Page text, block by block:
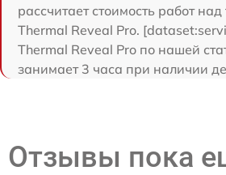
рассчитает стоимость работ
Thermal Reveal Pro.
Thermal Reveal Pro по нашей
занимает 3 часа при наличии
Отзывы пока